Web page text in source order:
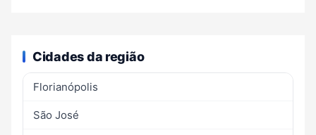
Cidades da região
Florianópolis
São José